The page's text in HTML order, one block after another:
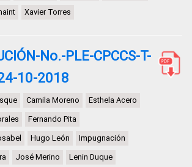
Xavier Torres
No.-PLE-CPCCS-T-
10-2018
Camila Moreno Esthela Acero
Fernando Pita
Hugo León Impugnación
José Merino Lenin Duque